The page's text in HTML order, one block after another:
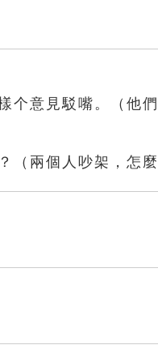
个意見駁嘴。（他
兩個人吵架，怎